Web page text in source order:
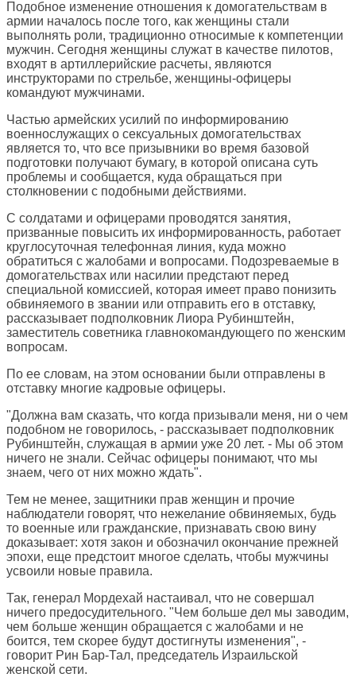
Подобное изменение отношения к домогательствам в
армии началось после того, как женщины стали
выполнять роли, традиционно относимые к компетенции
мужчин. Сегодня женщины служат в качестве пилотов,
входят в артиллерийские расчеты, являются
инструкторами по стрельбе, женщины-офицеры
командуют мужчинами.
Частью армейских усилий по информированию
военнослужащих о сексуальных домогательствах
является то, что все призывники во время базовой
подготовки получают бумагу, в которой описана суть
проблемы и сообщается, куда обращаться при
столкновении с подобными действиями.
С солдатами и офицерами проводятся занятия,
призванные повысить их информированность, работает
круглосуточная телефонная линия, куда можно
обратиться с жалобами и вопросами. Подозреваемые в
домогательствах или насилии предстают перед
специальной комиссией, которая имеет право понизить
обвиняемого в звании или отправить его в отставку,
рассказывает подполковник Лиора Рубинштейн,
заместитель советника главнокомандующего по женским
вопросам.
По ее словам, на этом основании были отправлены в
отставку многие кадровые офицеры.
"Должна вам сказать, что когда призывали меня, ни о чем
подобном не говорилось, - рассказывает подполковник
Рубинштейн, служащая в армии уже 20 лет. - Мы об этом
ничего не знали. Сейчас офицеры понимают, что мы
знаем, чего от них можно ждать".
Тем не менее, защитники прав женщин и прочие
наблюдатели говорят, что нежелание обвиняемых, будь
то военные или гражданские, признавать свою вину
доказывает: хотя закон и обозначил окончание прежней
эпохи, еще предстоит многое сделать, чтобы мужчины
усвоили новые правила.
Так, генерал Мордехай настаивал, что не совершал
ничего предосудительного. "Чем больше дел мы заводим,
чем больше женщин обращается с жалобами и не
боится, тем скорее будут достигнуты изменения", -
говорит Рин Бар-Тал, председатель Израильской
женской сети.